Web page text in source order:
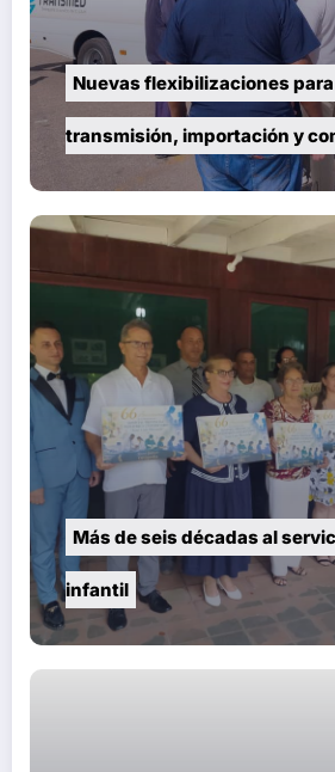
Nuevas flexibilizaciones para
transmisión, importación y
de vehículos en Cuba
Más de seis décadas al
infantil